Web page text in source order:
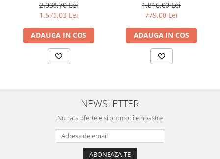
2.038,70 Lei
1.575,03 Lei
ADAUGA IN COS
1.816,00 Lei
779,00 Lei
ADAUGA IN COS
NEWSLETTER
Nu rata ofertele si promotiile noastre